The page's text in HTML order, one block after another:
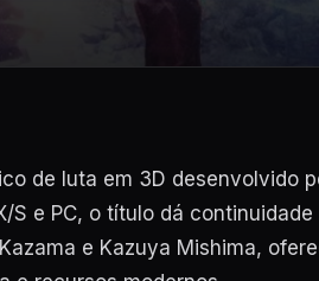
de luta em 3D desenvolvido
S e PC, o título dá
e Kazuya Mishima,